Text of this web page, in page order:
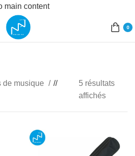
main content
0
de musique
/
5 résultats
affichés